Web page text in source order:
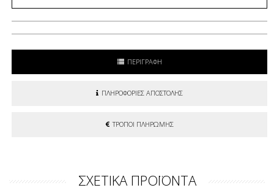
ΠΕΡΙΓΡΑΦΗ
ΠΛΗΡΟΦΟΡΙΕΣ ΑΠΟΣΤΟΛΗΣ
ΤΡΟΠΟΙ ΠΛΗΡΩΜΗΣ
ΣΧΕΤΙΚΑ ΠΡΟΪΟΝΤΑ